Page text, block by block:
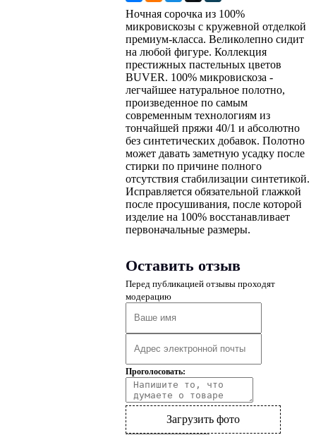
Ночная сорочка из 100%
микровискозы с кружевной отделкой
премиум-класса. Великолепно сидит
на любой фигуре. Коллекция
престижных пастельных цветов
BUVER. 100% микровискоза -
легчайшее натуральное полотно,
произведенное по самым
современным технологиям из
тончайшей пряжи 40/1 и абсолютно
без синтетических добавок. Полотно
может давать заметную усадку после
стирки по причине полного
отсутствия стабилизации синтетикой.
Исправляется обязательной глажкой
после просушивания, после которой
изделие на 100% восстанавливает
первоначальные размеры.
Оставить отзыв
Перед публикацией отзывы проходят
модерацию
Проголосовать:
Загрузить фото